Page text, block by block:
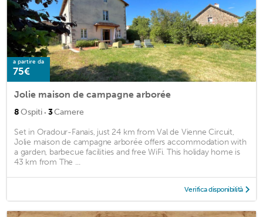
a partire da
75€
Jolie maison de campagne arborée
8Ospiti · 3Camere
Set in Oradour-Fanais, just 24 km from Val de Vienne Circuit,
Jolie maison de campagne arborée offers accommodation with
a garden, barbecue facilities and free WiFi. This holiday home is
43 km from The ...
Verifica disponibilità